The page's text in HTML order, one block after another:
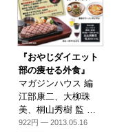
『おやじダイエット
部の痩せる外食』
マガジンハウス 編
江部康二、大柳珠
美、桐山秀樹 監 …
922円 — 2013.05.16